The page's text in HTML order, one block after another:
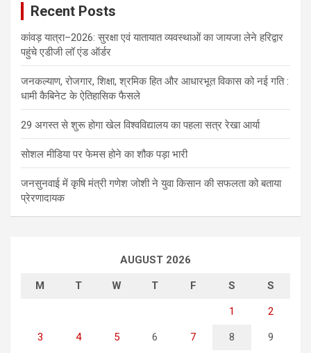
Recent Posts
कांवड़ यात्रा–2026: सुरक्षा एवं यातायात व्यवस्थाओं का जायजा लेने हरिद्वार
पहुंचे एडीजी लॉ एंड ऑर्डर
जनकल्याण, रोजगार, शिक्षा, श्रमिक हित और आधारभूत विकास को नई गति :
धामी कैबिनेट के ऐतिहासिक फैसले
29 अगस्त से शुरू होगा खेल विश्वविद्यालय का पहला सत्र रेखा आर्या
सोशल मीडिया पर फेमस होने का शौक पड़ा भारी
जनसुनवाई में कृषि मंत्री गणेश जोशी ने युवा किसान की सफलता को बताया
प्रेरणादायक
AUGUST 2026
M T W T F S S
1 2
3 4 5 6 7 8 9